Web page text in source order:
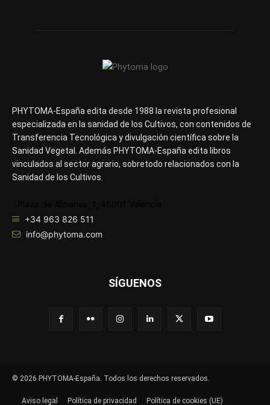
PHYTOMA-España edita desde 1988 la revista profesional
especializada en la sanidad de los Cultivos, con contenidos de
Transferencia Tecnológica y divulgación científica sobre la
Sanidad Vegetal. Además PHYTOMA-España edita libros
vinculados al sector agrario, sobretodo relacionados con la
Sanidad de los Cultivos.
+34 963 826 511
info@phytoma.com
SÍGUENOS
© 2026 PHYTOMA-España. Todos los derechos reservados.
Aviso legal Política de privacidad Política de cookies (UE)